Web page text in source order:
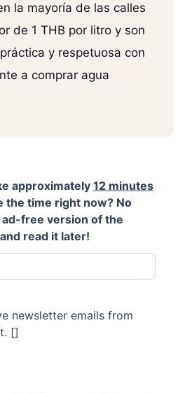
la mayoría de las calles
de 1 THB por litro y son
y respetuosa con
a comprar agua
approximately 12 minutes
the time right now? No
free version of the
read it later!
newsletter emails from
[]